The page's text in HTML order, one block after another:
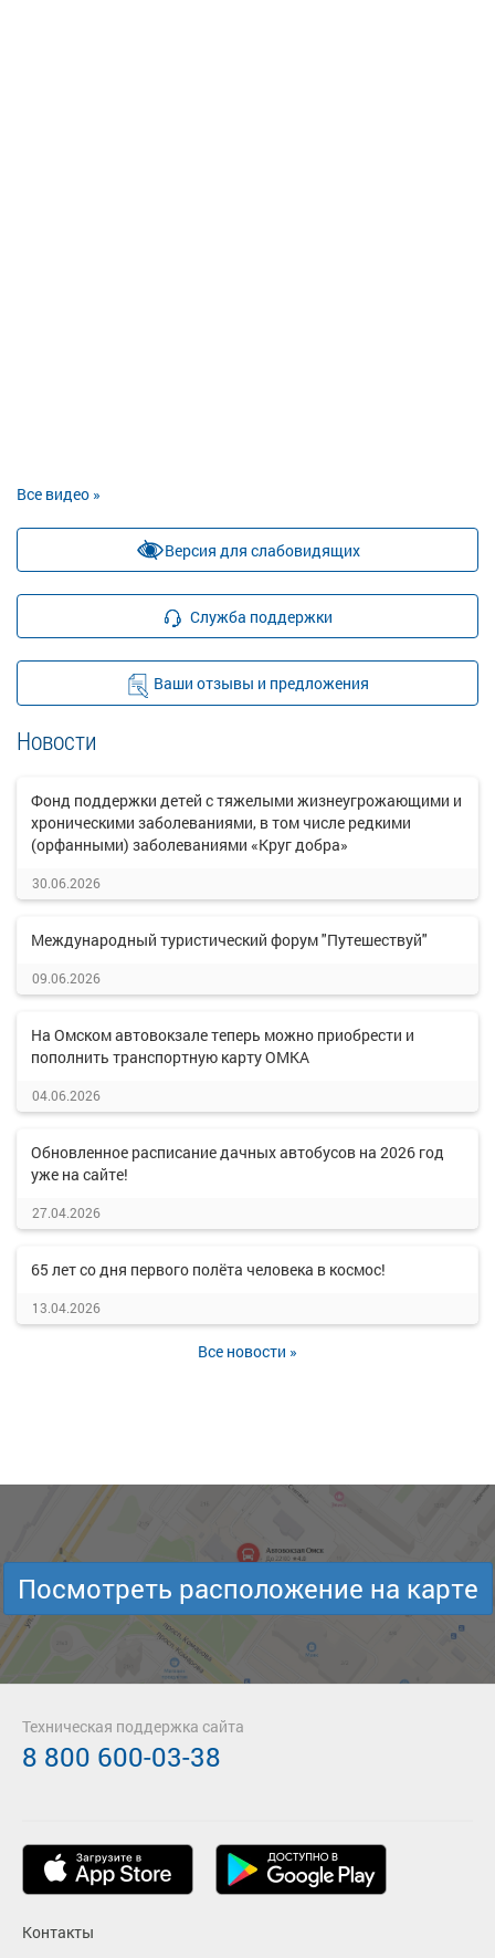
Все видео »
Версия для слабовидящих
Служба поддержки
Ваши отзывы и предложения
Новости
Фонд поддержки детей с тяжелыми жизнеугрожающими и
хроническими заболеваниями, в том числе редкими
(орфанными) заболеваниями «Круг добра»
30.06.2026
Международный туристический форум "Путешествуй"
09.06.2026
На Омском автовокзале теперь можно приобрести и
пополнить транспортную карту ОМКА
04.06.2026
Обновленное расписание дачных автобусов на 2026 год
уже на сайте!
27.04.2026
65 лет со дня первого полёта человека в космос!
13.04.2026
Все новости »
Посмотреть расположение на карте
Контакты
Техническая поддержка сайта
8 800 600-03-38